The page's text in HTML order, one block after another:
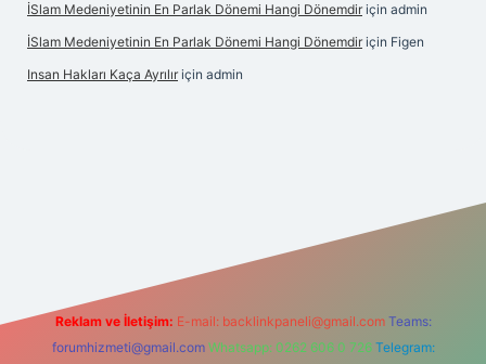
İSlam Medeniyetinin En Parlak Dönemi Hangi Dönemdir için admin
İSlam Medeniyetinin En Parlak Dönemi Hangi Dönemdir için Figen
Insan Hakları Kaça Ayrılır için admin
Reklam ve İletişim: E-mail: backlinkpaneli@gmail.com Teams:
forumhizmeti@gmail.com Whatsapp: 0262 606 0 726 Telegram: